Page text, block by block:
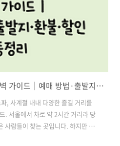
오션월드 셔틀버스 예약 완벽 가이드｜예매 방법·출발지·환불·할인 총정리
, 사계절 내내 다양한 즐길 거리를
. 서울에서 차로 약 2시간 거리라 당
사람들이 찾는 곳입니다. 하지만 자
끼는 분들에게는 셔틀버스 이용이